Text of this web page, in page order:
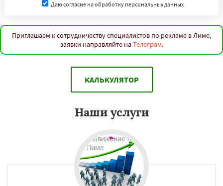
Даю согласие на обработку персональных данных
Приглашаем к сотрудничеству специалистов по рекламе в Лиме,
заявки направляйте на Телеграм.
КАЛЬКУЛЯТОР
Наши услуги